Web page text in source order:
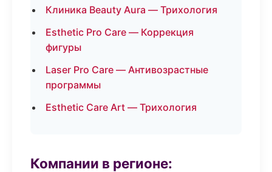
Клиника Beauty Aura — Трихология
Esthetic Pro Care — Коррекция
фигуры
Laser Pro Care — Антивозрастные
программы
Esthetic Care Art — Трихология
Компании в регионе: